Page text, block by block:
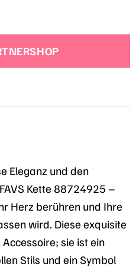
Eleganz und den
Kette 88724925 –
Herz berühren und Ihre
wird. Diese exquisite
sie ist ein
Stils und ein Symbol